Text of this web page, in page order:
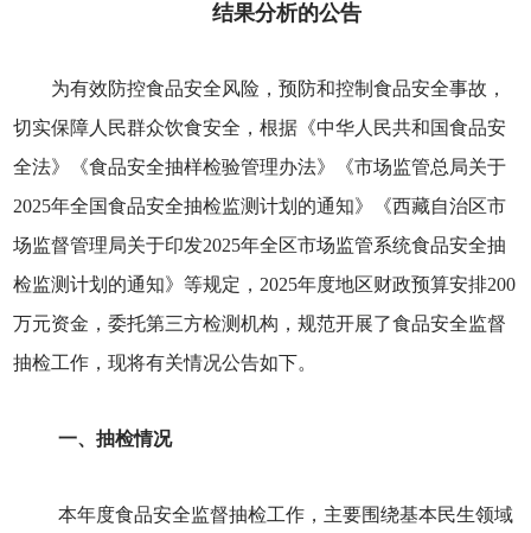
结果分析的公告
为有效防控食品安全风险，预防和控制食品安全事故，
切实保障人民群众饮食安全，根据《中华人民共和国食品安
全法》《食品安全抽样检验管理办法》《市场监管总局关于
2025年全国食品安全抽检监测计划的通知》《西藏自治区市
场监督管理局关于印发2025年全区市场监管系统食品安全抽
检监测计划的通知》等规定，2025年度地区财政预算安排200
万元资金，委托第三方检测机构，规范开展了食品安全监督
抽检工作，现将有关情况公告如下。
一、抽检情况
本年度食品安全监督抽检工作，主要围绕基本民生领域